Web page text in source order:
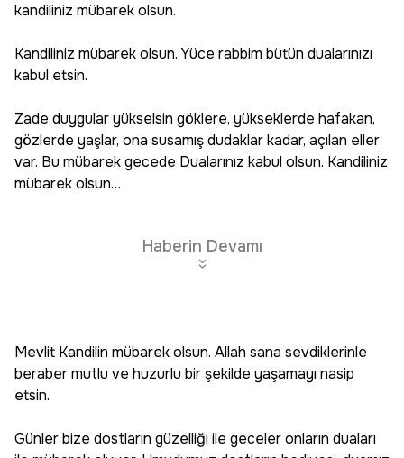
kandiliniz mübarek olsun.
Kandiliniz mübarek olsun. Yüce rabbim bütün dualarınızı
kabul etsin.
Zade duygular yükselsin göklere, yükseklerde hafakan,
gözlerde yaşlar, ona susamış dudaklar kadar, açılan eller
var. Bu mübarek gecede Dualarınız kabul olsun. Kandiliniz
mübarek olsun…
Haberin Devamı
Mevlit Kandilin mübarek olsun. Allah sana sevdiklerinle
beraber mutlu ve huzurlu bir şekilde yaşamayı nasip
etsin.
Günler bize dostların güzelliği ile geceler onların duaları